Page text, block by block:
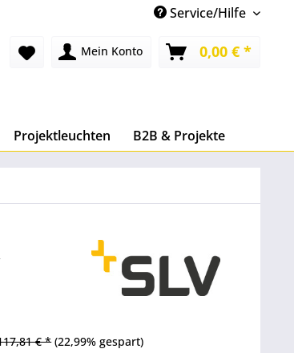
Service/Hilfe
Mein Konto 0,00 € *
Projektleuchten B2B & Projekte
€ * (22,99% gespart)